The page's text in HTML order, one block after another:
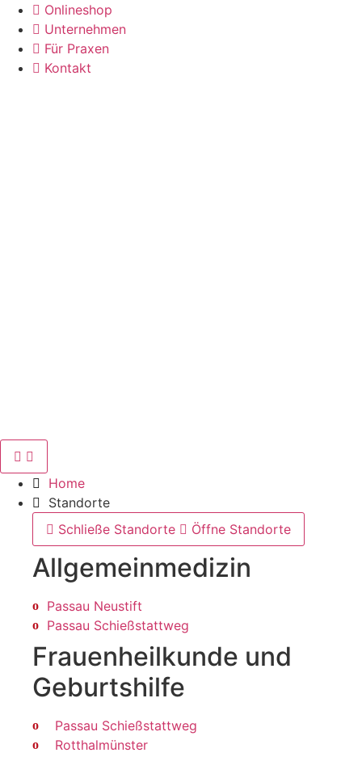
Zum
Inhalt
wechseln
Onlineshop
Unternehmen
Für Praxen
Kontakt
Home
Standorte
Schließe Standorte
Öffne Standorte
Allgemein­medizin
Passau Neustift
Passau Schießstattweg
Frauenheilkunde und
Geburtshilfe
Passau Schießstattweg
Rotthalmünster